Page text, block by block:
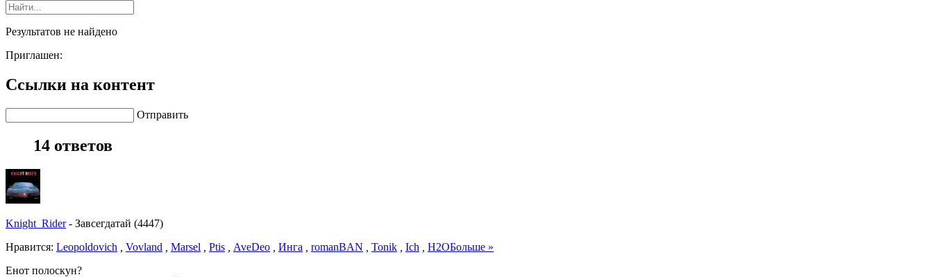
Результатов не найдено
Приглашен:
Ссылки на контент
Отправить
14 ответов
Knight_Rider - Завсегдатай (4447)
Нравитcя: Leopoldovich Vovland Marsel Ptis AveDeo Инга romanBAN Tonik Ich H2OБольше »
Енот полоскун?